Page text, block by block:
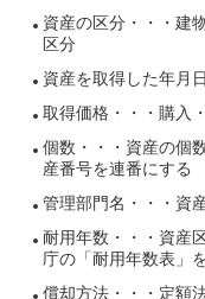
資産の区分・・・建
区分
資産を取得した年月
取得価格・・・購入
個数・・・資産の個
産番号を連番にする
管理部門名・・・資
耐用年数・・・資産
庁の「耐用年数表」
償却方法・・・定額